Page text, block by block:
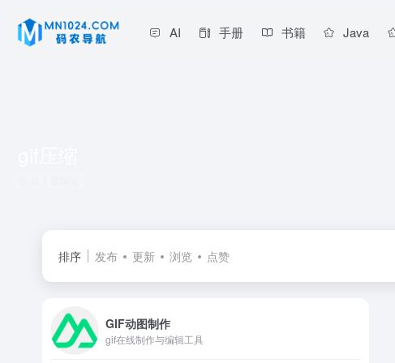
AI 手册 书籍 Java
排序 发布 更新 浏览 点赞
GIF动图制作
gif在线制作与编辑工具